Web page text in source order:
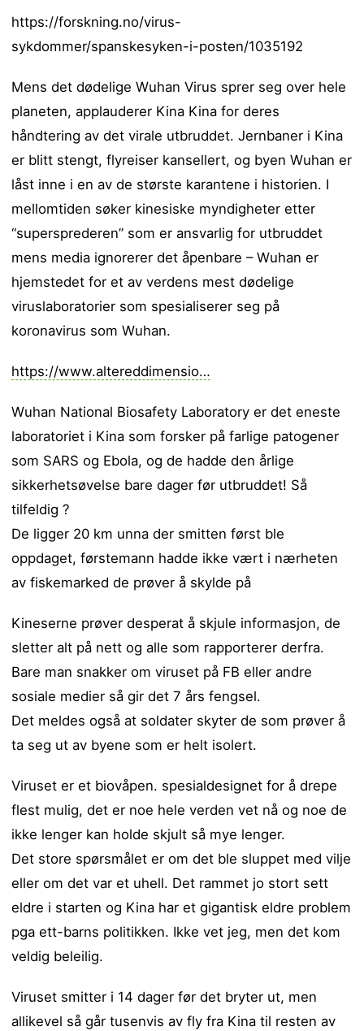
https://forskning.no/virus-
sykdommer/spanskesyken-i-posten/1035192
Mens det dødelige Wuhan Virus sprer seg over hele
planeten, applauderer Kina Kina for deres
håndtering av det virale utbruddet. Jernbaner i Kina
er blitt stengt, flyreiser kansellert, og byen Wuhan er
låst inne i en av de største karantene i historien. I
mellomtiden søker kinesiske myndigheter etter
“supersprederen” som er ansvarlig for utbruddet
mens media ignorerer det åpenbare – Wuhan er
hjemstedet for et av verdens mest dødelige
viruslaboratorier som spesialiserer seg på
koronavirus som Wuhan.
https://www.altereddimensio…
Wuhan National Biosafety Laboratory er det eneste
laboratoriet i Kina som forsker på farlige patogener
som SARS og Ebola, og de hadde den årlige
sikkerhetsøvelse bare dager før utbruddet! Så
tilfeldig ?
De ligger 20 km unna der smitten først ble
oppdaget, førstemann hadde ikke vært i nærheten
av fiskemarked de prøver å skylde på
Kineserne prøver desperat å skjule informasjon, de
sletter alt på nett og alle som rapporterer derfra.
Bare man snakker om viruset på FB eller andre
sosiale medier så gir det 7 års fengsel.
Det meldes også at soldater skyter de som prøver å
ta seg ut av byene som er helt isolert.
Viruset er et biovåpen. spesialdesignet for å drepe
flest mulig, det er noe hele verden vet nå og noe de
ikke lenger kan holde skjult så mye lenger.
Det store spørsmålet er om det ble sluppet med vilje
eller om det var et uhell. Det rammet jo stort sett
eldre i starten og Kina har et gigantisk eldre problem
pga ett-barns politikken. Ikke vet jeg, men det kom
veldig beleilig.
Viruset smitter i 14 dager før det bryter ut, men
allikevel så går tusenvis av fly fra Kina til resten av